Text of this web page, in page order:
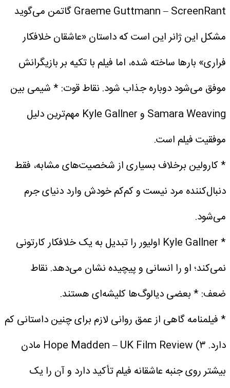
Graeme Guttmann – ScreenRantگاتمن می‌گوید
مشکل این ژانر این است که داستان «عاشقان خلافکار
فراری» بارها ساخته شده، اما فیلم با تکیه بر بازیگرانش
موفق می‌شود دوباره جذاب شود. نقاط قوت: * شیمی بین
Samara Weaving و Kyle Gallner مهم‌ترین دلیل
موفقیت فیلم است.
* کارولین برخلاف بسیاری از شخصیت‌های مشابه، فقط
دنبال‌کننده مرد نیست و کم‌کم خودش وارد دنیای جرم
می‌شود.
* Kyle Gallner اولیور را تبدیل به یک خلافکار کارتونی
نمی‌کند؛ او را انسانی و پیچیده نشان می‌دهد. نقاط
ضعف: * بعضی دیالوگ‌ها کلیشه‌ای هستند.
* فیلمنامه گاهی از عمق روانی لازم برای چنین داستانی کم
دارد. ۳) Hope Madden – UK Film Review
مادن
بیشتر روی جنبه عاشقانه فیلم تأکید دارد و آن را یک